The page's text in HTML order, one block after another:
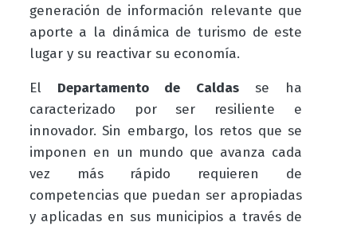
generación de información relevante que
aporte a la dinámica de turismo de este
lugar y su reactivar su economía.
El Departamento de Caldasse ha
caracterizado por ser resiliente e
innovador. Sin embargo, los retos que se
imponen en un mundo que avanza cada
vez más rápido requieren de
competencias que puedan ser apropiadas
y aplicadas en sus municipios a través de